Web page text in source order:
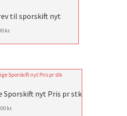
til sporskift nyt
kr.
Sporskift nyt Pris pr stk
kr.